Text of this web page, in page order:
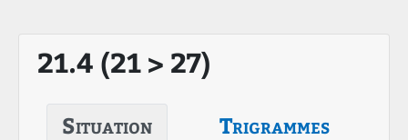
21.4 (21 > 27)
Situation Trigrammes